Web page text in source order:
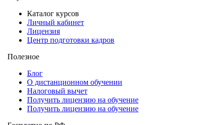
Каталог курсов
Личный кабинет
Лицензия
Центр подготовки кадров
Полезное
Блог
О дистанционном обучении
Налоговый вычет
Получить лицензию на обучение
Получить лицензию на обучение